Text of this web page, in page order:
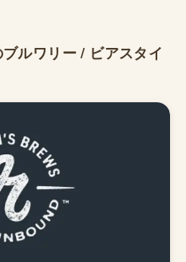
ルワリー / ビアスタイ